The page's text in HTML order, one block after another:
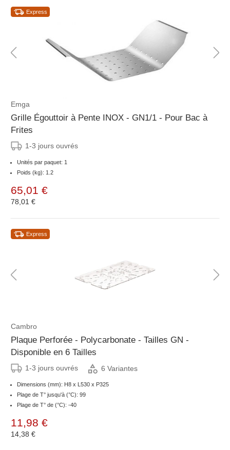
Express
Emga
Grille Égouttoir à Pente INOX - GN1/1 - Pour Bac à
Frites
1-3 jours ouvrés
Unités par paquet: 1
Poids (kg): 1.2
65,01 €
78,01 €
Express
Cambro
Plaque Perforée - Polycarbonate - Tailles GN -
Disponible en 6 Tailles
1-3 jours ouvrés 6 Variantes
Dimensions (mm): H8 x L530 x P325
Plage de T° jusqu'à (°C): 99
Plage de T° de (°C): -40
11,98 €
14,38 €